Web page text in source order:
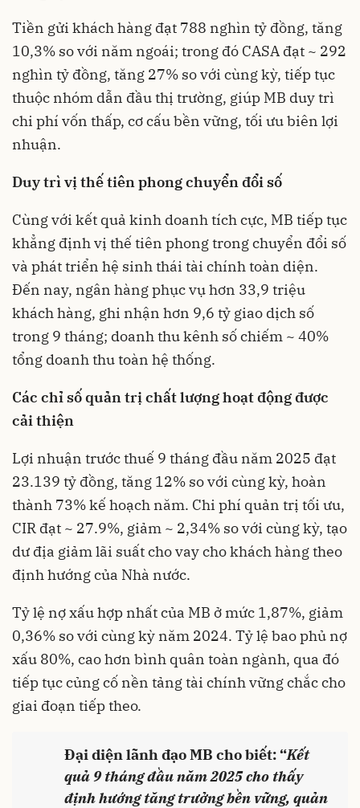
Tiền gửi khách hàng đạt 788 nghìn tỷ đồng, tăng
10,3% so với năm ngoái; trong đó CASA đạt ~ 292
nghìn tỷ đồng, tăng 27% so với cùng kỳ, tiếp tục
thuộc nhóm dẫn đầu thị trường, giúp MB duy trì
chi phí vốn thấp, cơ cấu bền vững, tối ưu biên lợi
nhuận.
Duy trì vị thế tiên phong chuyển đổi số
Cùng với kết quả kinh doanh tích cực, MB tiếp tục
khẳng định vị thế tiên phong trong chuyển đổi số
và phát triển hệ sinh thái tài chính toàn diện.
Đến nay, ngân hàng phục vụ hơn 33,9 triệu
khách hàng, ghi nhận hơn 9,6 tỷ giao dịch số
trong 9 tháng; doanh thu kênh số chiếm ~ 40%
tổng doanh thu toàn hệ thống.
Các chỉ số quản trị chất lượng hoạt động được
cải thiện
Lợi nhuận trước thuế 9 tháng đầu năm 2025 đạt
23.139 tỷ đồng, tăng 12% so với cùng kỳ, hoàn
thành 73% kế hoạch năm. Chi phí quản trị tối ưu,
CIR đạt ~ 27.9%, giảm ~ 2,34% so với cùng kỳ, tạo
dư địa giảm lãi suất cho vay cho khách hàng theo
định hướng của Nhà nước.
Tỷ lệ nợ xấu hợp nhất của MB ở mức 1,87%, giảm
0,36% so với cùng kỳ năm 2024. Tỷ lệ bao phủ nợ
xấu 80%, cao hơn bình quân toàn ngành, qua đó
tiếp tục củng cố nền tảng tài chính vững chắc cho
giai đoạn tiếp theo.
Đại diện lãnh đạo MB cho biết: “Kết
quả 9 tháng đầu năm 2025 cho thấy
định hướng tăng trưởng bền vững, quản